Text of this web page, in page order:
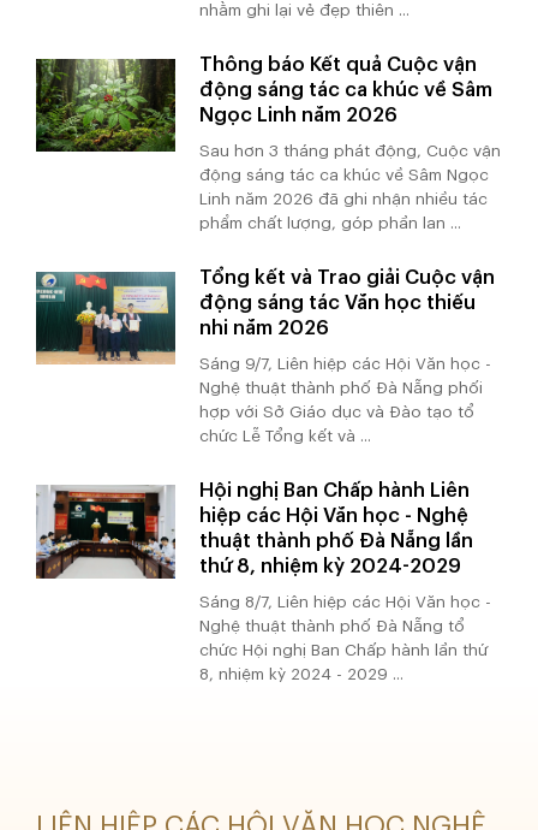
nhằm ghi lại vẻ đẹp thiên ...
Thông báo Kết quả Cuộc vận
động sáng tác ca khúc về Sâm
Ngọc Linh năm 2026
Sau hơn 3 tháng phát động, Cuộc vận
động sáng tác ca khúc về Sâm Ngọc
Linh năm 2026 đã ghi nhận nhiều tác
phẩm chất lượng, góp phần lan ...
Tổng kết và Trao giải Cuộc vận
động sáng tác Văn học thiếu
nhi năm 2026
Sáng 9/7, Liên hiệp các Hội Văn học -
Nghệ thuật thành phố Đà Nẵng phối
hợp với Sở Giáo dục và Đào tạo tổ
chức Lễ Tổng kết và ...
Hội nghị Ban Chấp hành Liên
hiệp các Hội Văn học - Nghệ
thuật thành phố Đà Nẵng lần
thứ 8, nhiệm kỳ 2024-2029
Sáng 8/7, Liên hiệp các Hội Văn học -
Nghệ thuật thành phố Đà Nẵng tổ
chức Hội nghị Ban Chấp hành lần thứ
8, nhiệm kỳ 2024 - 2029 ...